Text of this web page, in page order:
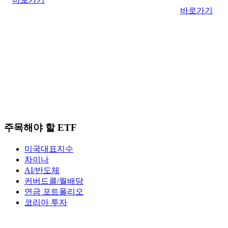
바로가기
주목해야 할 ETF
미국대표지수
차이나
AI/반도체
커버드콜/월배당
연금 포트폴리오
코리아 투자